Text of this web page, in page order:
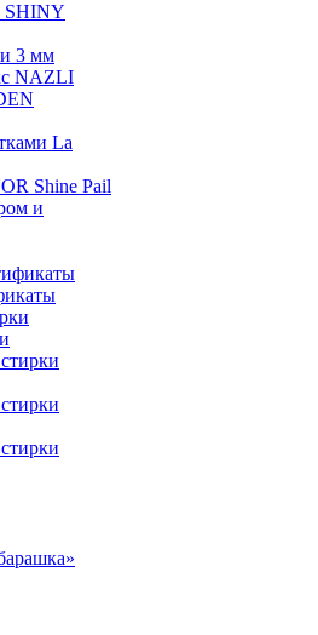
SHINY
3 мм
NAZLI
La
Shine Pail
и